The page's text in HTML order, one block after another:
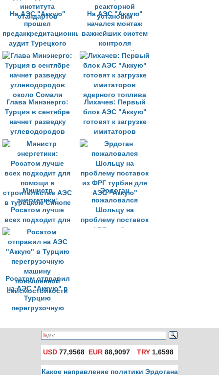
На АЭС "Аккую"
прошел
предаккредитационный
аудит Турецкого
института
стандартов
На АЭС "Аккую"
начался монтаж
важнейших систем
контроля
реакторной
установки
Глава Минэнерго:
Турция в сентябре
начнет разведку
углеводородов
около Сомали
Лихачев: Первый
блок АЭС "Аккую"
готовят к загрузке
имитаторов
ядерного топлива
Министр
энергетики:
Росатом лучше
всех подходит для
помощи в
строительстве АЭС
в турецком Синопе
Эрдоган
пожаловался
Шольцу на
проблему поставок
из ФРГ турбин для
Росатом отправил
на АЭС "Аккую" в
Турцию
перегрузочную
повышенной
сейсмостойкости
USD 77,9568 EUR 88,9097 TRY1,6598
Какое направление политики Эрдогана